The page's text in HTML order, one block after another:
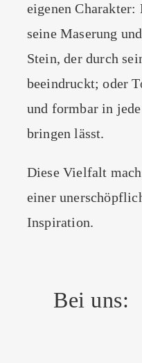
eigenen Charakter:
seine Maserung
Stein, der durch
beeindruckt; oder
und formbar in
bringen lässt.
Diese Vielfalt
einer
Inspiration.
Bei uns: